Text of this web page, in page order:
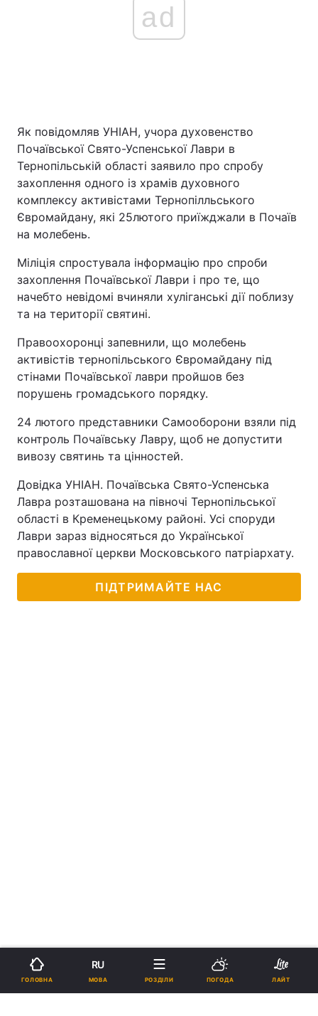
ad
Як повідомляв УНІАН, учора духовенство
Почаївської Свято-Успенської Лаври в
Тернопільській області заявило про спробу
захоплення одного із храмів духовного
комплексу активістами Тернопілльського
Євромайдану, які 25лютого приїжджали в Почаїв
на молебень.
Міліція спростувала інформацію про спроби
захоплення Почаївської Лаври і про те, що
начебто невідомі вчиняли хуліганські дії поблизу
та на території святині.
Правоохоронці запевнили, що молебень
активістів тернопільського Євромайдану під
стінами Почаївської лаври пройшов без
порушень громадського порядку.
24 лютого представники Самооборони взяли під
контроль Почаївську Лавру, щоб не допустити
вивозу святинь та цінностей.
Довідка УНІАН. Почаївська Свято-Успенська
Лавра розташована на півночі Тернопільської
області в Кременецькому районі. Усі споруди
Лаври зараз відносяться до Української
православної церкви Московського патріархату.
ПІДТРИМАЙТЕ НАС
ГОЛОВНА
RU
МОВА РОЗДІЛИ ПОГОДА ЛАЙТ